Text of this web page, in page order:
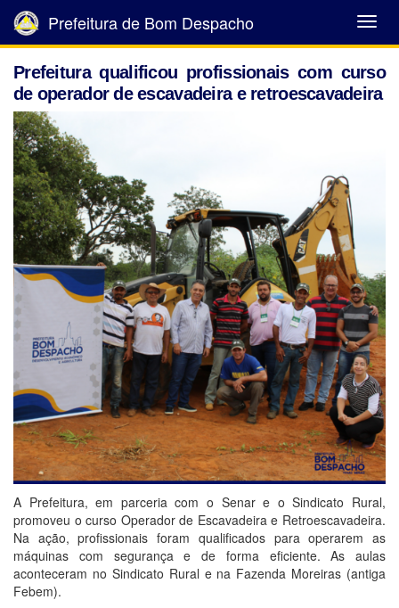
Abrir
Menu
Prefeitura de Bom Despacho
Prefeitura qualificou profissionais com curso
de operador de escavadeira e retroescavadeira
A Prefeitura, em parceria com o Senar e o Sindicato Rural,
promoveu o curso Operador de Escavadeira e Retroescavadeira.
Na ação, profissionais foram qualificados para operarem as
máquinas com segurança e de forma eficiente. As aulas
aconteceram no Sindicato Rural e na Fazenda Moreiras (antiga
Febem).